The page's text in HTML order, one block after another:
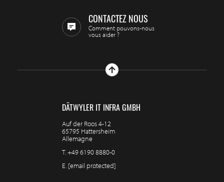
CONTACTEZ NOUS
Comment pouvons-nous
vous aider ?
DÄTWYLER IT INFRA GMBH
Auf der Roos 4-12
65795 Hattersheim
Allemagne
T.+49 6190 8880-0
E. [email protected]